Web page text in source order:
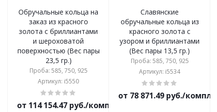
Обручальные кольца на
заказ из красного
золота с бриллиантами
и шероховатой
поверхностью (Вес пары
23,5 гр.)
Проба: 585, 750, 925
Артикул: i5550
от 114 154.47 руб./комплект
Славянские
обручальные кольца из
красного золота с
узором и бриллиантами
(Вес пары 13,5 гр.)
Проба: 585, 750, 925
Артикул: i5534
от 78 871.49 руб./